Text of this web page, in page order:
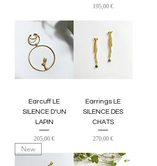
Prix
195,00 €
Earcuff LE
SILENCE D'UN
LAPIN
Prix
205,00 €
Earrings LE
SILENCE DES
CHATS
Prix
270,00 €
New